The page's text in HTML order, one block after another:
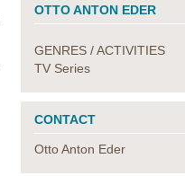
OTTO ANTON EDER
GENRES / ACTIVITIES
TV Series
CONTACT
Otto Anton Eder